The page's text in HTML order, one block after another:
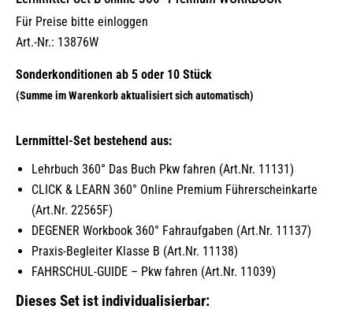
Für Preise bitte einloggen
Art.-Nr.: 13876W
Lernmittel-Set bestehend aus:
Lehrbuch 360° Das Buch Pkw fahren (Art.Nr. 11131)
CLICK & LEARN 360° Online Premium Führerscheinkarte
(Art.Nr. 22565F)
DEGENER Workbook 360° Fahraufgaben (Art.Nr. 11137)
Praxis-Begleiter Klasse B (Art.Nr. 11138)
FAHRSCHUL-GUIDE – Pkw fahren (Art.Nr. 11039)
Dieses Set ist individualisierbar: